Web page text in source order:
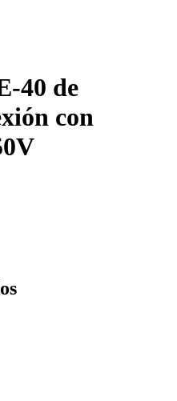
40 de
con